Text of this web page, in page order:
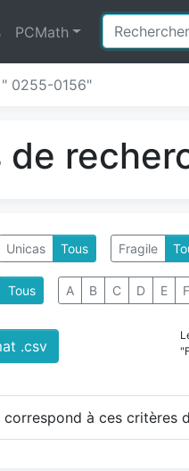
PCMath
" 0255-0156"
de
Unicas Tous Fragile
Tous A B C D E F
.csv
à ces critères